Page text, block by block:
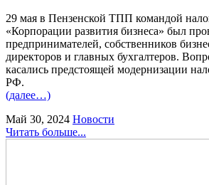
29 мая в Пензенской ТПП командой
«Корпорации развития бизнеса» был
предпринимателей, собственников
директоров и главных бухгалтеров.
касались предстоящей модернизации
РФ.
(далее…)
Май 30, 2024 Новости
Читать больше...